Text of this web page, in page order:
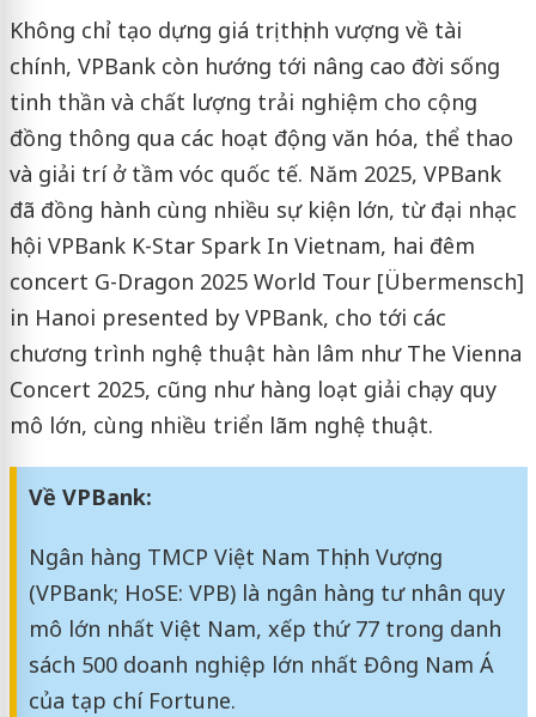
Không chỉ tạo dựng giá trị thịnh vượng về tài
chính, VPBank còn hướng tới nâng cao đời sống
tinh thần và chất lượng trải nghiệm cho cộng
đồng thông qua các hoạt động văn hóa, thể thao
và giải trí ở tầm vóc quốc tế. Năm 2025, VPBank
đã đồng hành cùng nhiều sự kiện lớn, từ đại nhạc
hội VPBank K-Star Spark In Vietnam, hai đêm
concert G-Dragon 2025 World Tour [Übermensch]
in Hanoi presented by VPBank, cho tới các
chương trình nghệ thuật hàn lâm như The Vienna
Concert 2025, cũng như hàng loạt giải chạy quy
mô lớn, cùng nhiều triển lãm nghệ thuật.
Về VPBank:
Ngân hàng TMCP Việt Nam Thịnh Vượng
(VPBank; HoSE: VPB) là ngân hàng tư nhân quy
mô lớn nhất Việt Nam, xếp thứ 77 trong danh
sách 500 doanh nghiệp lớn nhất Đông Nam Á
của tạp chí Fortune.